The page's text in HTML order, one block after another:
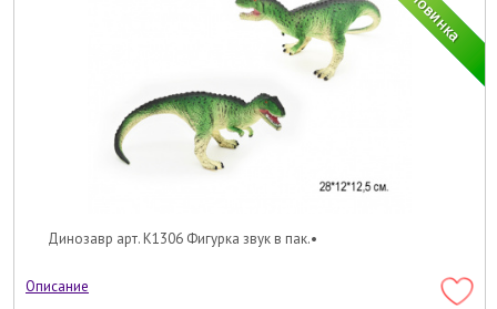
Динозавр арт. K1306 Фигурка звук в пак.•